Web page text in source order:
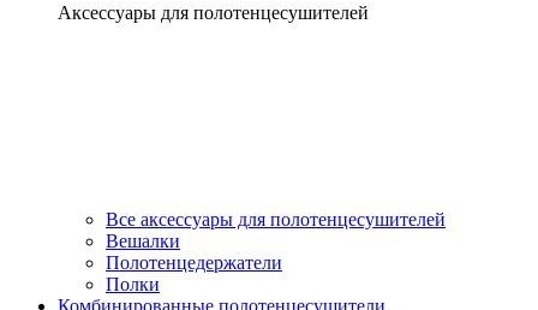
Аксессуары для полотенцесушителей
Все аксессуары для полотенцесушителей
Вешалки
Полотенцедержатели
Полки
Комбинированные полотенцесушители